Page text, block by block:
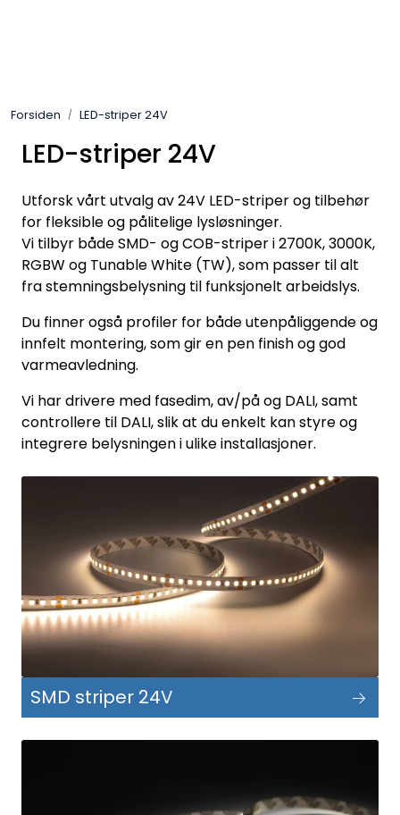
Forsiden LED-striper 24V
LED-striper 24V
Utforsk vårt utvalg av 24V LED-striper og tilbehør
for fleksible og pålitelige lysløsninger.
Vi tilbyr både SMD- og COB-striper i 2700K, 3000K,
RGBW og Tunable White (TW), som passer til alt
fra stemningsbelysning til funksjonelt arbeidslys.
Du finner også profiler for både utenpåliggende og
innfelt montering, som gir en pen finish og god
varmeavledning.
Vi har drivere med fasedim, av/på og DALI, samt
controllere til DALI, slik at du enkelt kan styre og
integrere belysningen i ulike installasjoner.
SMD striper 24V
Industri
LED-striper 24V
Lyskaster/Effekt
Butikk
Sport
Utendørs
Sluttsalg